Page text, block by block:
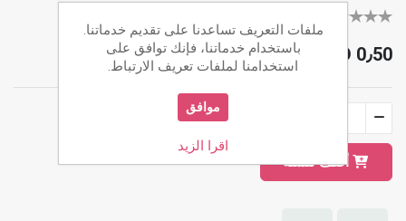
JOD 0٫50
أضف للسلة
ملفات التعريف تساعدنا على تقديم خدماتنا.
باستخدام خدماتنا، فإنك توافق على
استخدامنا لملفات تعريف الارتباط.
موافق
اقرا الزيد